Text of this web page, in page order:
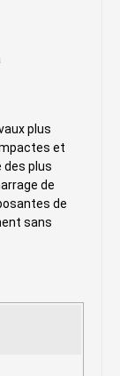
plus
et
des plus
de
de
sans